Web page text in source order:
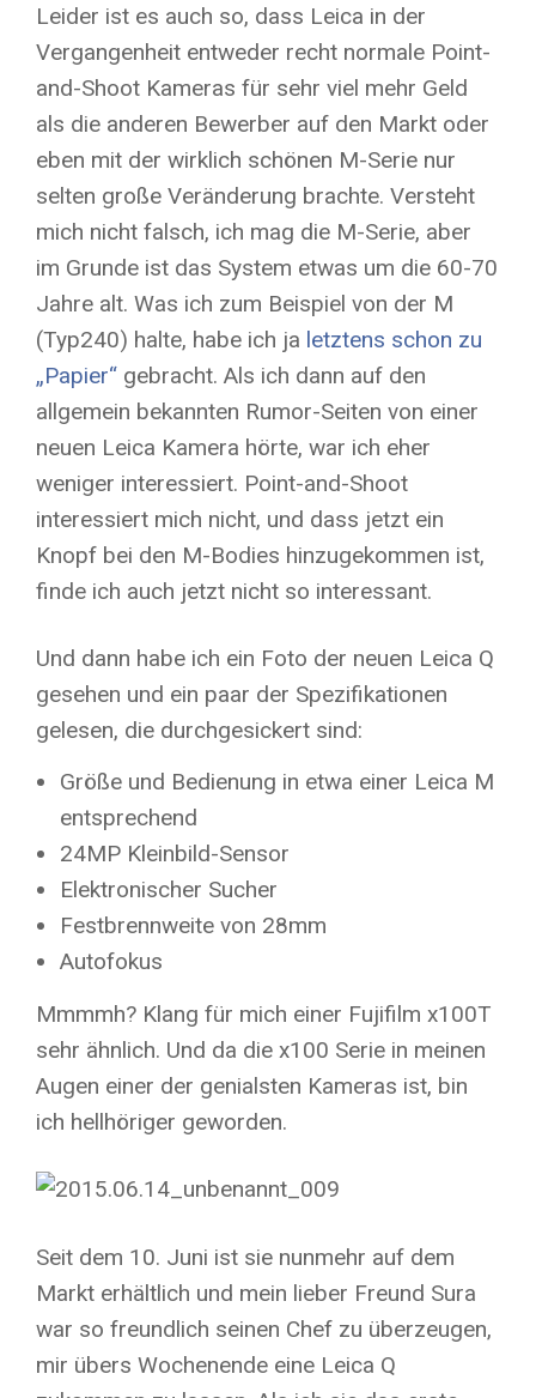
Leider ist es auch so, dass Leica in der
Vergangenheit entweder recht normale Point-
and-Shoot Kameras für sehr viel mehr Geld
als die anderen Bewerber auf den Markt oder
eben mit der wirklich schönen M-Serie nur
selten große Veränderung brachte. Versteht
mich nicht falsch, ich mag die M-Serie, aber
im Grunde ist das System etwas um die 60-70
Jahre alt. Was ich zum Beispiel von der M
(Typ240) halte, habe ich ja letztens schon zu
„Papier“ gebracht. Als ich dann auf den
allgemein bekannten Rumor-Seiten von einer
neuen Leica Kamera hörte, war ich eher
weniger interessiert. Point-and-Shoot
interessiert mich nicht, und dass jetzt ein
Knopf bei den M-Bodies hinzugekommen ist,
finde ich auch jetzt nicht so interessant.
Und dann habe ich ein Foto der neuen Leica Q
gesehen und ein paar der Spezifikationen
gelesen, die durchgesickert sind:
Größe und Bedienung in etwa einer Leica M
entsprechend
24MP Kleinbild-Sensor
Elektronischer Sucher
Festbrennweite von 28mm
Autofokus
Mmmmh? Klang für mich einer Fujifilm x100T
sehr ähnlich. Und da die x100 Serie in meinen
Augen einer der genialsten Kameras ist, bin
ich hellhöriger geworden.
Seit dem 10. Juni ist sie nunmehr auf dem
Markt erhältlich und mein lieber Freund Sura
war so freundlich seinen Chef zu überzeugen,
mir übers Wochenende eine Leica Q